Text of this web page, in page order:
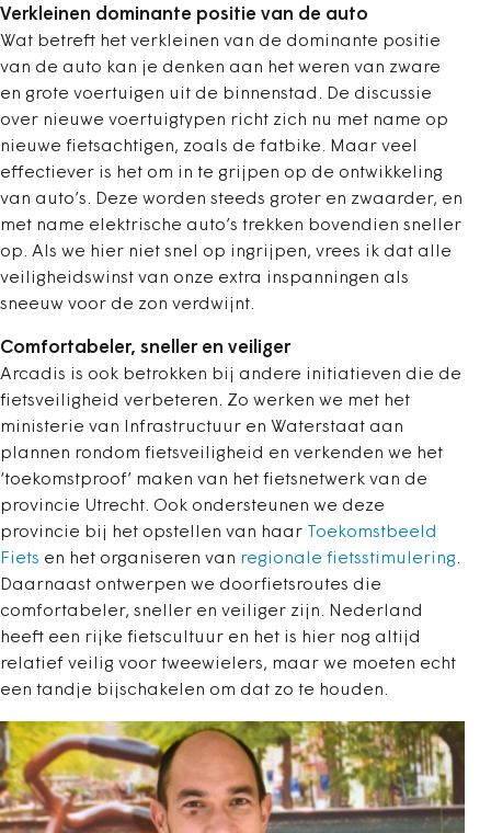
Verkleinen dominante positie van de auto
Wat betreft het verkleinen van de dominante positie
van de auto kan je denken aan het weren van zware
en grote voertuigen uit de binnenstad. De discussie
over nieuwe voertuigtypen richt zich nu met name op
nieuwe fietsachtigen, zoals de fatbike. Maar veel
effectiever is het om in te grijpen op de ontwikkeling
van auto’s. Deze worden steeds groter en zwaarder, en
met name elektrische auto’s trekken bovendien sneller
op. Als we hier niet snel op ingrijpen, vrees ik dat alle
veiligheidswinst van onze extra inspanningen als
sneeuw voor de zon verdwijnt.
Comfortabeler, sneller en veiliger
Arcadis is ook betrokken bij andere initiatieven die de
fietsveiligheid verbeteren. Zo werken we met het
ministerie van Infrastructuur en Waterstaat aan
plannen rondom fietsveiligheid en verkenden we het
‘toekomstproof’ maken van het fietsnetwerk van de
provincie Utrecht. Ook ondersteunen we deze
provincie bij het opstellen van haar
Toekomstbeeld
Fiets en het organiseren van regionale fietsstimulering.
Daarnaast ontwerpen we doorfietsroutes die
comfortabeler, sneller en veiliger zijn. Nederland
heeft een rijke fietscultuur en het is hier nog altijd
relatief veilig voor tweewielers, maar we moeten echt
een tandje bijschakelen om dat zo te houden.